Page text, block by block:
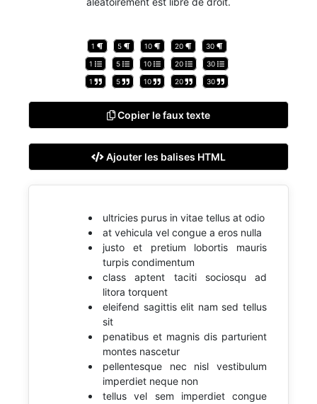
1 5 10 20 30
1 5 10 20 30
1 5 10 20 30
Copier le faux texte
Ajouter les balises HTML
ultricies purus in vitae tellus at odio
at vehicula vel congue a eros nulla
justo et pretium lobortis mauris
turpis condimentum
class aptent taciti sociosqu ad
litora torquent
eleifend sagittis elit nam sed tellus
sit
penatibus et magnis dis parturient
montes nascetur
pellentesque nec nisl vestibulum
imperdiet neque non
tellus vel sem imperdiet congue